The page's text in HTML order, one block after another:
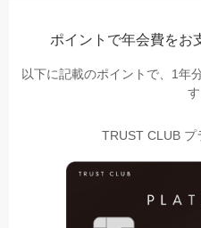
ポイントで年会費をお
以下に記載のポイントで、1年
す
TRUST CLUB プ